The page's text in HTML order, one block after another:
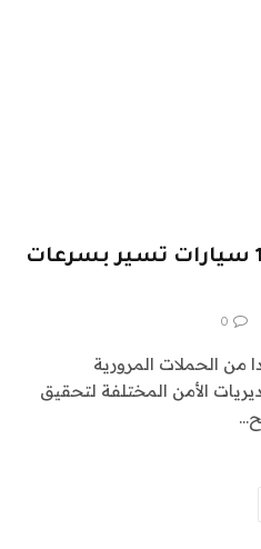
رادار المرور يلتقط 1105 سيارات تسير بسرعات
0
من الحملات المرورية
الأمن المختلفة لتحقيق